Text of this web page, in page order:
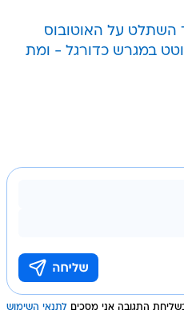
השתלט על האוטובוס
התגובה אני מסכים לתנאי השימוש